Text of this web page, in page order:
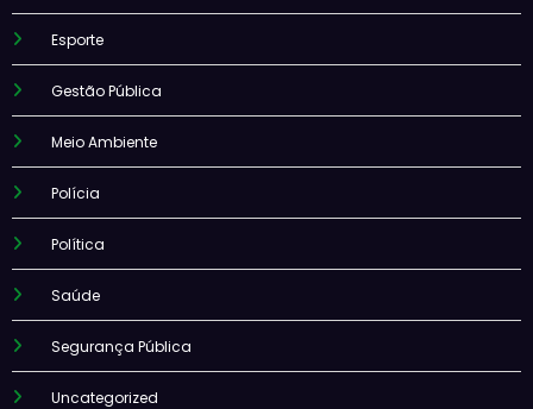
Esporte
Gestão Pública
Meio Ambiente
Polícia
Política
Saúde
Segurança Pública
Uncategorized